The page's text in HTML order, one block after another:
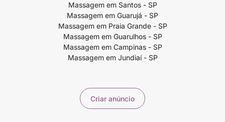
Massagem em Santos - SP
Massagem em Guarujá - SP
Massagem em Praia Grande - SP
Massagem em Guarulhos - SP
Massagem em Campinas - SP
Massagem em Jundiaí - SP
Criar anúncio